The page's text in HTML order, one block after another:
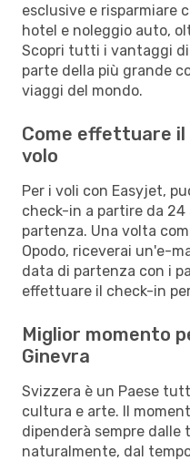
esclusive e risparmiare
hotel e noleggio auto,
Scopri tutti i vantaggi di
parte della più grande
viaggi del mondo.
Come effettuare
volo
Per i voli con Easyjet,
check-in a partire da 24
partenza. Una volta
Opodo, riceverai un'e-
data di partenza con i
effettuare il check-in
Miglior momento
Ginevra
Svizzera è un Paese
cultura e arte. Il
dipenderà sempre dalle
naturalmente, dal